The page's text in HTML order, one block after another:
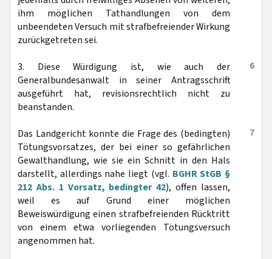
ihm möglichen Tathandlungen von dem
unbeendeten Versuch mit strafbefreiender Wirkung
zurückgetreten sei.
6
3. Diese Würdigung ist, wie auch der
Generalbundesanwalt in seiner Antragsschrift
ausgeführt hat, revisionsrechtlich nicht zu
beanstanden.
7
Das Landgericht konnte die Frage des (bedingten)
Tötungsvorsatzes, der bei einer so gefährlichen
Gewalthandlung, wie sie ein Schnitt in den Hals
darstellt, allerdings nahe liegt (vgl. BGHR StGB §
212 Abs. 1 Vorsatz, bedingter 42), offen lassen,
weil es auf Grund einer möglichen
Beweiswürdigung einen strafbefreienden Rücktritt
von einem etwa vorliegenden Tötungsversuch
angenommen hat.